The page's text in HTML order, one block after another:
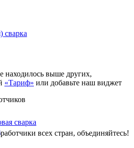
сварка
сварка
находилось выше других,
«Тариф» или добавьте наш виджет
всех стран, объединяйтесь!